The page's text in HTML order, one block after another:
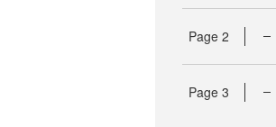
Page 2
Page 3